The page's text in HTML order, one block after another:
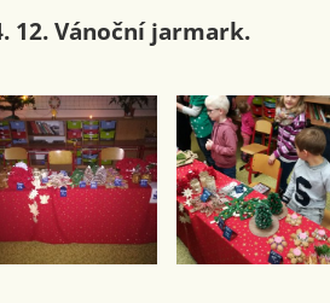
12. Vánoční jarmark.